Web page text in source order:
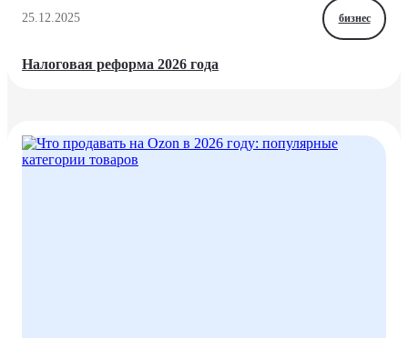
25.12.2025 бизнес
Налоговая реформа 2026 года